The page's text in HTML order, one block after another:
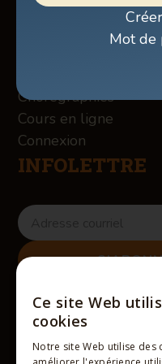
Mot de
Boutique
À propos des Winslow
Chorégraphies
Cours en ligne
Connexion
INFOLETTRE
RÉSEAUX
Ce site Web
cookies
Notre site Web utilise des